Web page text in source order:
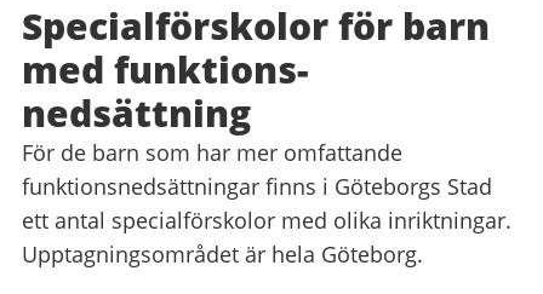
Specialförskolor för barn
med funktions­
nedsättning
För de barn som har mer omfattande
funktionsnedsättningar finns i Göteborgs Stad
ett antal specialförskolor med olika inriktningar.
Upptagningsområdet är hela Göteborg.